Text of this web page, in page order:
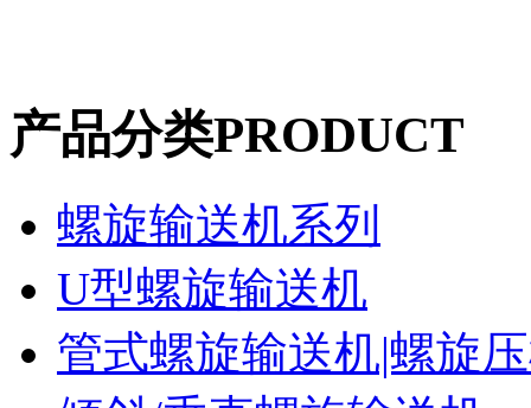
产品分类PRODUCT
螺旋输送机系列
U型螺旋输送机
管式螺旋输送机|螺旋